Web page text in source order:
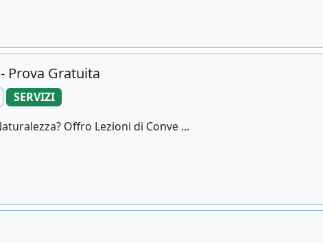
Prova Gratuita
SERVIZI
Offro Lezioni di Conve ...